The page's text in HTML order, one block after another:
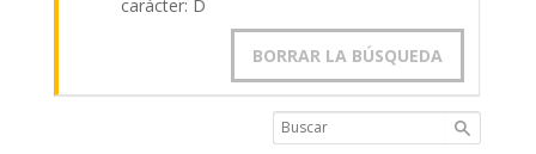
carácter: D
BORRAR LA BÚSQUEDA